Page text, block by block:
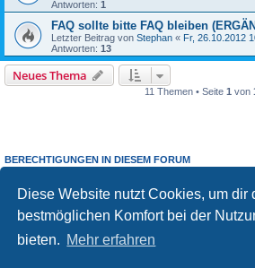
Diese Website nutzt Cookies, um dir
bestmöglichen Komfort bei der
bieten. Mehr erfahren
Antworten: 1
FAQ sollte bitte FAQ bleiben
Letzter Beitrag von Stephan « Fr, 26.10.2012
Antworten: 13
Neues Thema
11 Themen • Seite 1 von
BERECHTIGUNGEN IN DIESEM FORUM
Du darfst keineAntworten zu Themen in diesem Forum
Du darfst deine Beiträge in diesem Forumnichtändern.
Du darfst deine Beiträge in diesem Forum nicht löschen.
keine